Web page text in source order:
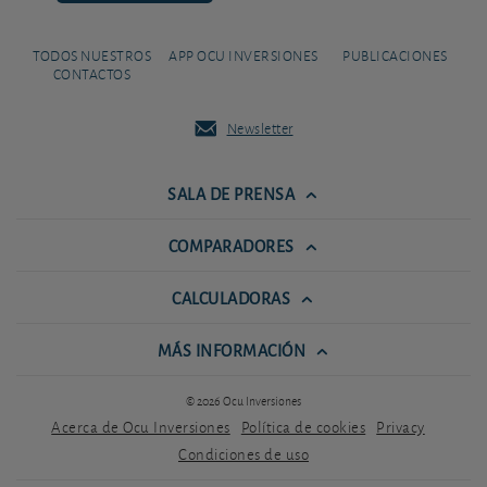
TODOS NUESTROS
CONTACTOS
APP OCU INVERSIONES PUBLICACIONES
Newsletter
SALA DE PRENSA
COMPARADORES
CALCULADORAS
MÁS INFORMACIÓN
© 2026 Ocu Inversiones
Acerca de Ocu Inversiones Política de cookies Privacy
Condiciones de uso